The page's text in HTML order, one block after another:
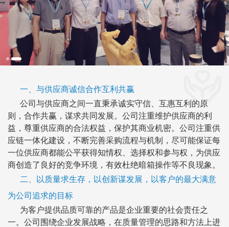
一、与供应商诚信合作互利共赢
公司与供应商之间一直秉承诚实守信、互惠互利的原
则，合作共赢，谋求共同发展。公司注重维护供应商的利
益，尊重供应商的合法权益，保护其商业机密。公司注重供
应链一体化建设，不断完善采购流程与机制，尽可能保证每
一位供应商都能公平获得知情权、选择权和参与权，为供应
商创造了良好的竞争环境，有效杜绝暗箱操作等不良现象。
二、以质量求生存，以创新谋发展，以客户的最大满意
为公司追求的目标
为客户提供品质可靠的产品是企业重要的社会责任之
一。公司围绕企业发展战略，在质量管理的思路和方法上进